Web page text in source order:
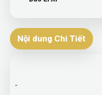
Nội dung Chi Tiết
-